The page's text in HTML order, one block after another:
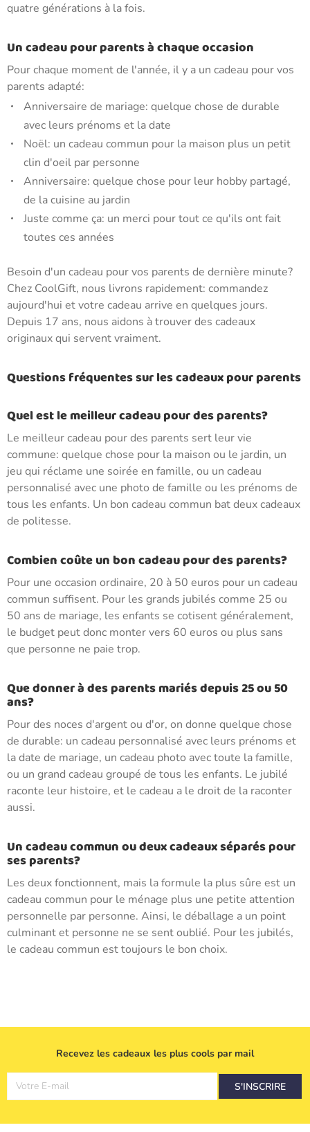
quatre générations à la fois.
Un cadeau pour parents à chaque occasion
Pour chaque moment de l'année, il y a un cadeau pour vos
parents adapté:
Anniversaire de mariage: quelque chose de durable
avec leurs prénoms et la date
Noël: un cadeau commun pour la maison plus un petit
clin d'oeil par personne
Anniversaire: quelque chose pour leur hobby partagé,
de la cuisine au jardin
Juste comme ça: un merci pour tout ce qu'ils ont fait
toutes ces années
Besoin d'un cadeau pour vos parents de dernière minute?
Chez CoolGift, nous livrons rapidement: commandez
aujourd'hui et votre cadeau arrive en quelques jours.
Depuis 17 ans, nous aidons à trouver des cadeaux
originaux qui servent vraiment.
Questions fréquentes sur les cadeaux pour parents
Quel est le meilleur cadeau pour des parents?
Le meilleur cadeau pour des parents sert leur vie
commune: quelque chose pour la maison ou le jardin, un
jeu qui réclame une soirée en famille, ou un cadeau
personnalisé avec une photo de famille ou les prénoms de
tous les enfants. Un bon cadeau commun bat deux cadeaux
de politesse.
Combien coûte un bon cadeau pour des parents?
Pour une occasion ordinaire, 20 à 50 euros pour un cadeau
commun suffisent. Pour les grands jubilés comme 25 ou
50 ans de mariage, les enfants se cotisent généralement,
le budget peut donc monter vers 60 euros ou plus sans
que personne ne paie trop.
Que donner à des parents mariés depuis 25 ou 50
ans?
Pour des noces d'argent ou d'or, on donne quelque chose
de durable: un cadeau personnalisé avec leurs prénoms et
la date de mariage, un cadeau photo avec toute la famille,
ou un grand cadeau groupé de tous les enfants. Le jubilé
raconte leur histoire, et le cadeau a le droit de la raconter
aussi.
Un cadeau commun ou deux cadeaux séparés pour
ses parents?
Les deux fonctionnent, mais la formule la plus sûre est un
cadeau commun pour le ménage plus une petite attention
personnelle par personne. Ainsi, le déballage a un point
culminant et personne ne se sent oublié. Pour les jubilés,
le cadeau commun est toujours le bon choix.
Recevez les cadeaux les plus cools par mail
Votre E-mail S'INSCRIRE